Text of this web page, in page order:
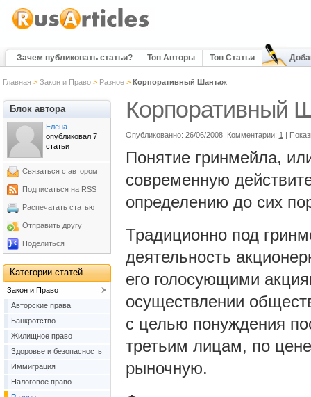
Зачем публиковать статьи? Топ Авторы Топ Статьи
Главная > Закон и Право> Разное> Корпоративный Шантаж
Корпоративный
Опубликованно: 26/06/2008 |Комментарии: 1 |
Понятие гринмейла,
современную
определению до сих
Традиционно под
деятельность
его голосующими
осуществлении
с целью понуждения
третьим лицам, по
рыночную.
Блок автора
Елена
опубликовал 7
статьи
Связаться с автором
Подписаться на RSS
Распечатать статью
Отправить другу
Поделиться
Категории статей
Закон и Право
Авторские права
Банкротство
Жилищное право
Здоровье и безопасность
Иммиграция
Налоговое право